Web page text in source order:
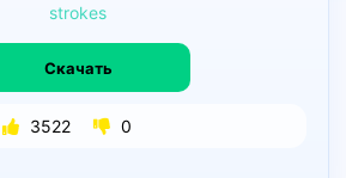
strokes
Скачать
3522 0